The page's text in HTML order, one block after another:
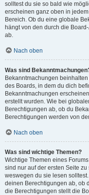
solltest du sie so bald wie
erscheinen ganz oben in
Bereich. Ob du eine globale
hängt von den durch die
ab.
Nach oben
Was sind
Bekanntmachungen
des Boards, in dem du dich
Bekanntmachungen
erstellt wurden. Wie bei
Berechtigungen ab, ob du
Berechtigungen werden von
Nach oben
Was sind wichtige Themen?
Wichtige Themen eines
sind nur auf der ersten Seite
weswegen du sie lesen
deinen Berechtigungen ab, ob
die Berechtigungen stellt die